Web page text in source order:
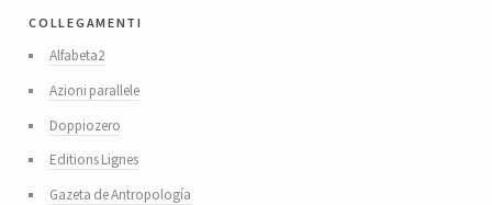
collegamenti
Alfabeta2
Azioni parallele
Doppiozero
Editions Lignes
Gazeta de Antropología